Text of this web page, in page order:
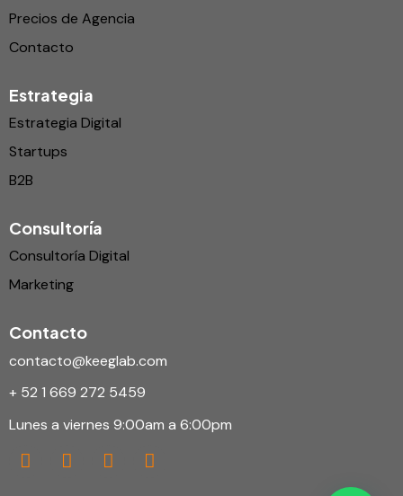
Precios de Agencia
Contacto
Estrategia
Estrategia Digital
Startups
B2B
Consultoría
Consultoría Digital
Marketing
Contacto
contacto@keeglab.com
+ 52 1 669 272 5459
Lunes a viernes 9:00am a 6:00pm